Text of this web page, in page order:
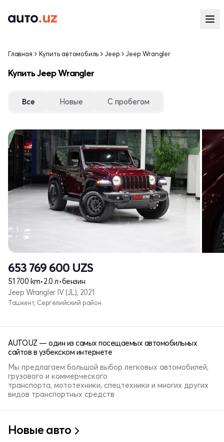
Главная Купить автомобиль Jeep Jeep Wrangler
Купить Jeep Wrangler
Все Новые С пробегом
653 769 600 UZS
51 700 km•2.0 л•бензин
Jeep Wrangler IV (JL), 2021
Ташкент, Сергелийский район
AUTO.UZ — один из самых посещаемых автомобильных
сайтов в узбекском интернете
Мы предлагаем большой выбор легковых автомобилей,
грузового и коммерческого
транспорта, мототехники, спецтехники и многих других
видов транспортных средств
Новые авто